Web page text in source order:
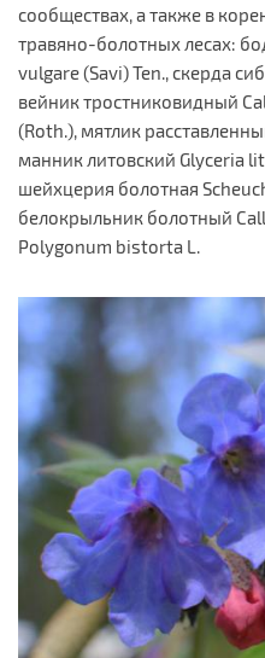
сообществах, а также в
травяно-болотных лесах:
vulgare (Savi) Ten., скерда
вейник тростниковидный
(Roth.), мятлик
манник литовский Glyceria
шейхцерия болотная
белокрыльник болотный
Polygonum bistorta L.